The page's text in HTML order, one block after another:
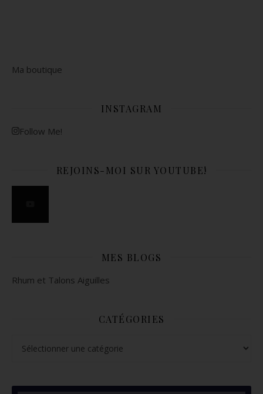
Ma boutique
INSTAGRAM
Follow Me!
REJOINS-MOI SUR YOUTUBE!
MES BLOGS
Rhum et Talons Aiguilles
CATÉGORIES